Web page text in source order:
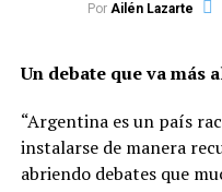
Modalidad
teletrabajo (home
sea factible, así
Por Ailén Lazarte
Un debate que va más
“Argentina es un país
instalarse de manera
abriendo debates que